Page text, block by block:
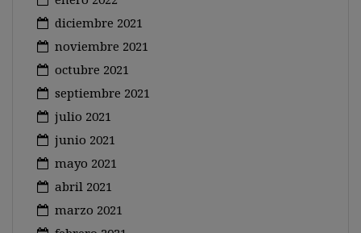
diciembre 2021
noviembre 2021
octubre 2021
septiembre 2021
julio 2021
junio 2021
mayo 2021
abril 2021
marzo 2021